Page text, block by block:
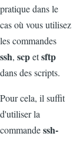
pratique dans le
cas où vous utilisez
les commandes
ssh, scpetsftp
dans des scripts.
Pour cela, il suffit
d'utiliser la
commandessh-